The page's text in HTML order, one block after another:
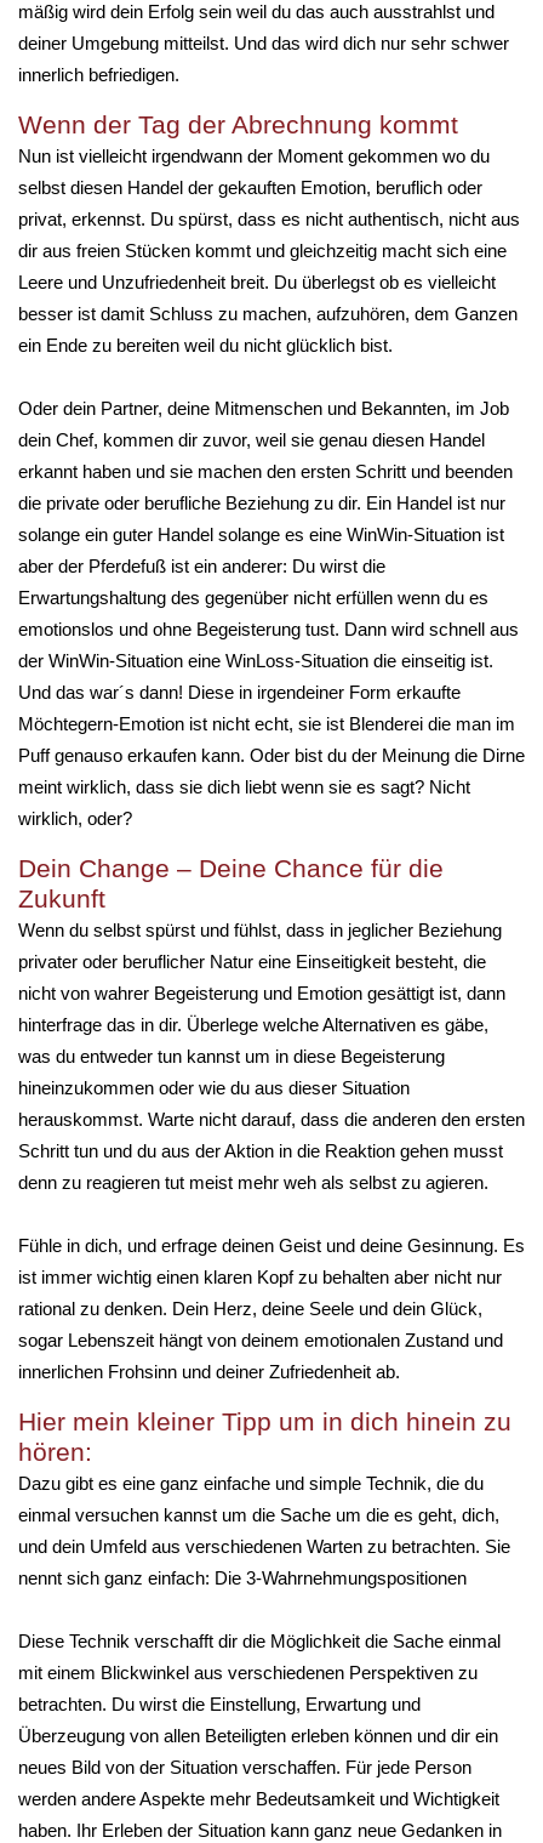
mäßig wird dein Erfolg sein weil du das auch ausstrahlst und
deiner Umgebung mitteilst. Und das wird dich nur sehr schwer
innerlich befriedigen.
Wenn der Tag der Abrechnung kommt
Nun ist vielleicht irgendwann der Moment gekommen wo du
selbst diesen Handel der gekauften Emotion, beruflich oder
privat, erkennst. Du spürst, dass es nicht authentisch, nicht aus
dir aus freien Stücken kommt und gleichzeitig macht sich eine
Leere und Unzufriedenheit breit. Du überlegst ob es vielleicht
besser ist damit Schluss zu machen, aufzuhören, dem Ganzen
ein Ende zu bereiten weil du nicht glücklich bist.
Oder dein Partner, deine Mitmenschen und Bekannten, im Job
dein Chef, kommen dir zuvor, weil sie genau diesen Handel
erkannt haben und sie machen den ersten Schritt und beenden
die private oder berufliche Beziehung zu dir. Ein Handel ist nur
solange ein guter Handel solange es eine WinWin-Situation ist
aber der Pferdefuß ist ein anderer: Du wirst die
Erwartungshaltung des gegenüber nicht erfüllen wenn du es
emotionslos und ohne Begeisterung tust. Dann wird schnell aus
der WinWin-Situation eine WinLoss-Situation die einseitig ist.
Und das war´s dann! Diese in irgendeiner Form erkaufte
Möchtegern-Emotion ist nicht echt, sie ist Blenderei die man im
Puff genauso erkaufen kann. Oder bist du der Meinung die Dirne
meint wirklich, dass sie dich liebt wenn sie es sagt? Nicht
wirklich, oder?
Dein Change – Deine Chance für die
Zukunft
Wenn du selbst spürst und fühlst, dass in jeglicher Beziehung
privater oder beruflicher Natur eine Einseitigkeit besteht, die
nicht von wahrer Begeisterung und Emotion gesättigt ist, dann
hinterfrage das in dir. Überlege welche Alternativen es gäbe,
was du entweder tun kannst um in diese Begeisterung
hineinzukommen oder wie du aus dieser Situation
herauskommst. Warte nicht darauf, dass die anderen den ersten
Schritt tun und du aus der Aktion in die Reaktion gehen musst
denn zu reagieren tut meist mehr weh als selbst zu agieren.
Fühle in dich, und erfrage deinen Geist und deine Gesinnung. Es
ist immer wichtig einen klaren Kopf zu behalten aber nicht nur
rational zu denken. Dein Herz, deine Seele und dein Glück,
sogar Lebenszeit hängt von deinem emotionalen Zustand und
innerlichen Frohsinn und deiner Zufriedenheit ab.
Hier mein kleiner Tipp um in dich hinein zu
hören:
Dazu gibt es eine ganz einfache und simple Technik, die du
einmal versuchen kannst um die Sache um die es geht, dich,
und dein Umfeld aus verschiedenen Warten zu betrachten. Sie
nennt sich ganz einfach: Die 3-Wahrnehmungspositionen
Diese Technik verschafft dir die Möglichkeit die Sache einmal
mit einem Blickwinkel aus verschiedenen Perspektiven zu
betrachten. Du wirst die Einstellung, Erwartung und
Überzeugung von allen Beteiligten erleben können und dir ein
neues Bild von der Situation verschaffen. Für jede Person
werden andere Aspekte mehr Bedeutsamkeit und Wichtigkeit
haben. Ihr Erleben der Situation kann ganz neue Gedanken in